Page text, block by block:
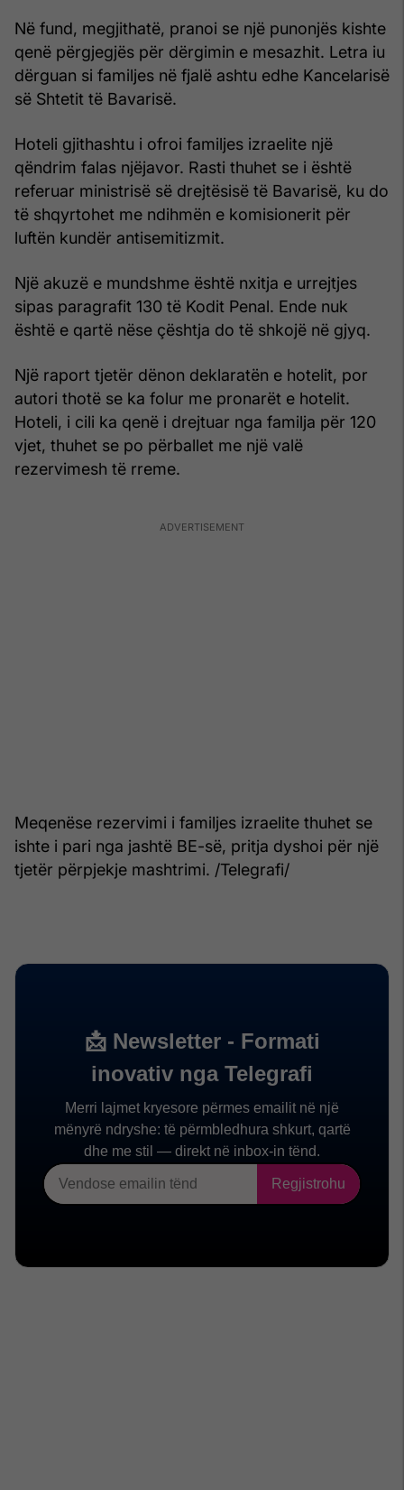
Në fund, megjithatë, pranoi se një punonjës kishte
qenë përgjegjës për dërgimin e mesazhit. Letra iu
dërguan si familjes në fjalë ashtu edhe Kancelarisë
së Shtetit të Bavarisë.
Hoteli gjithashtu i ofroi familjes izraelite një
qëndrim falas njëjavor. Rasti thuhet se i është
referuar ministrisë së drejtësisë të Bavarisë, ku do
të shqyrtohet me ndihmën e komisionerit për
luftën kundër antisemitizmit.
Një akuzë e mundshme është nxitja e urrejtjes
sipas paragrafit 130 të Kodit Penal. Ende nuk
është e qartë nëse çështja do të shkojë në gjyq.
Një raport tjetër dënon deklaratën e hotelit, por
autori thotë se ka folur me pronarët e hotelit.
Hoteli, i cili ka qenë i drejtuar nga familja për 120
vjet, thuhet se po përballet me një valë
rezervimesh të rreme.
Meqenëse rezervimi i familjes izraelite thuhet se
ishte i pari nga jashtë BE-së, pritja dyshoi për një
tjetër përpjekje mashtrimi. /Telegrafi/